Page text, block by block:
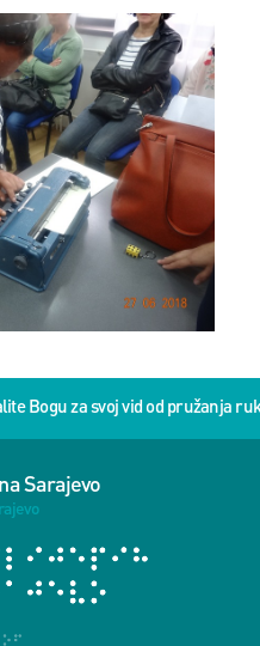
Bogu za svoj vid od pružanja
Sarajevo